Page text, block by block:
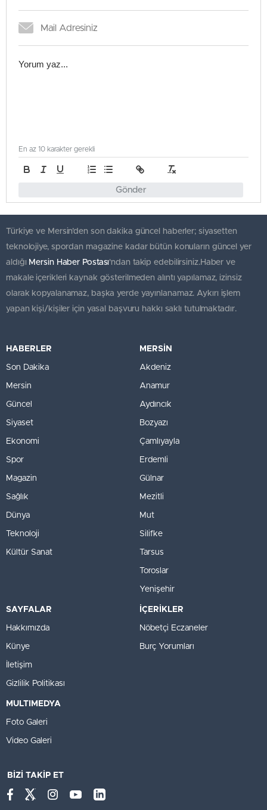
Gönder
En az 10 karakter gerekli
Türkiye ve Mersin’den son dakika güncel haberler; siyasetten
teknolojiye, spordan magazine kadar bütün konuların güncel yer
aldığı Mersin Haber Postası'ndan takip edebilirsiniz.Haber ve
makale içerikleri kaynak gösterilmeden alıntı yapılamaz, izinsiz
olarak kopyalanamaz, başka yerde yayınlanamaz. Aykırı işlem
yapan kişi/kişiler için yasal başvuru hakkı saklı tutulmaktadır.
HABERLER
Son Dakika
Mersin
Güncel
Siyaset
Ekonomi
Spor
Magazin
Sağlık
Dünya
Teknoloji
Kültür Sanat
MERSİN
Akdeniz
Anamur
Aydıncık
Bozyazı
Çamlıyayla
Erdemli
Gülnar
Mezitli
Mut
Silifke
Tarsus
Toroslar
Yenişehir
SAYFALAR
Hakkımızda
Künye
İletişim
Gizlilik Politikası
İÇERİKLER
Nöbetçi Eczaneler
Burç Yorumları
MULTIMEDYA
Foto Galeri
Video Galeri
BİZİ TAKİP ET